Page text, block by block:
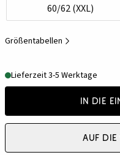
60/62 (XXL)
Größentabellen
Lieferzeit 3-5 Werktage
In die
Auf